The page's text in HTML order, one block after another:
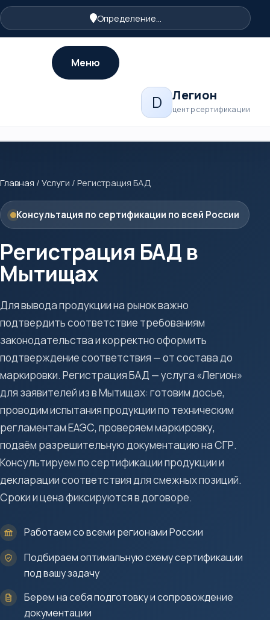
Определение...
D Легион
центр сертификации
Меню
Главная / Услуги / Регистрация БАД
Консультация по сертификации по всей России
Регистрация БАД в
Мытищах
Для вывода продукции на рынок важно
подтвердить соответствие требованиям
законодательства и корректно оформить
подтверждение соответствия — от состава до
маркировки. Регистрация БАД — услуга «Легион»
для заявителей из в Мытищах: готовим досье,
проводим испытания продукции по техническим
регламентам ЕАЭС, проверяем маркировку,
подаём разрешительную документацию на СГР.
Консультируем по сертификации продукции и
декларации соответствия для смежных позиций.
Сроки и цена фиксируются в договоре.
Работаем со всеми регионами России
Подбираем оптимальную схему сертификации
под вашу задачу
Берем на себя подготовку и сопровождение
документации